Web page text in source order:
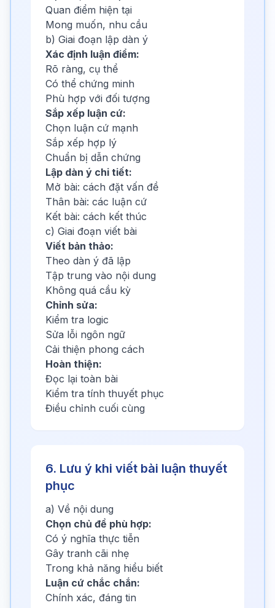
Quan điểm hiện tại
Mong muốn, nhu cầu
b) Giai đoạn lập dàn ý
Xác định luận điểm:
Rõ ràng, cụ thể
Có thể chứng minh
Phù hợp với đối tượng
Sắp xếp luận cứ:
Chọn luận cứ mạnh
Sắp xếp hợp lý
Chuẩn bị dẫn chứng
Lập dàn ý chi tiết:
Mở bài: cách đặt vấn đề
Thân bài: các luận cứ
Kết bài: cách kết thúc
c) Giai đoạn viết bài
Viết bản thảo:
Theo dàn ý đã lập
Tập trung vào nội dung
Không quá cầu kỳ
Chỉnh sửa:
Kiểm tra logic
Sửa lỗi ngôn ngữ
Cải thiện phong cách
Hoàn thiện:
Đọc lại toàn bài
Kiểm tra tính thuyết phục
Điều chỉnh cuối cùng
6. Lưu ý khi viết bài luận thuyết
phục
a) Về nội dung
Chọn chủ đề phù hợp:
Có ý nghĩa thực tiễn
Gây tranh cãi nhẹ
Trong khả năng hiểu biết
Luận cứ chắc chắn:
Chính xác, đáng tin